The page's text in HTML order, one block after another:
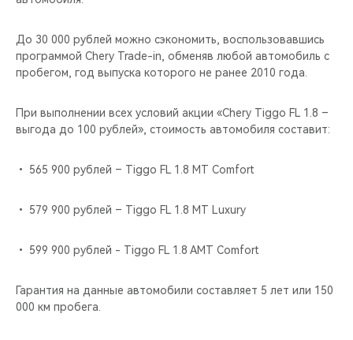
ВИДЕООБЗОРЫ
До 30 000 рублей можно сэкономить, воспользовавшись
программой Chery Trade-in, обменяв любой автомобиль с
пробегом, год выпуска которого не ранее 2010 года.
При выполнении всех условий акции «Chery Tiggo FL 1.8 –
выгода до 100 рублей», стоимость автомобиля составит:
• 565 900 рублей – Tiggo FL 1.8 MT Comfort
• 579 900 рублей – Tiggo FL 1.8 MT Luxury
• 599 900 рублей - Tiggo FL 1.8 AMT Comfort
Гарантия на данные автомобили составляет 5 лет или 150
000 км пробега.